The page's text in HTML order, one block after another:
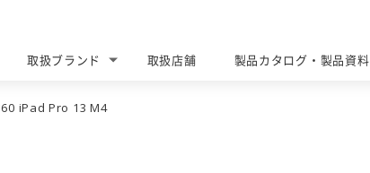
取扱ブランド
取扱店舗
製品カタログ・製品資料
iPad Pro 13 M4